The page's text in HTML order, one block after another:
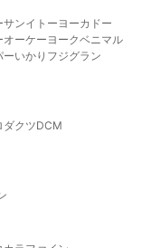
サンイトーヨーカドー
オーケー ヨークベニマル
ーいかり フジグラン
ダクツDCM